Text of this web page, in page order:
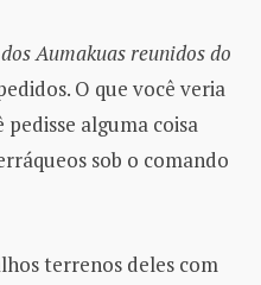
dos Aumakuas reunidos do
O que você veria
pedisse alguma coisa
sob o comando
terrenos deles com